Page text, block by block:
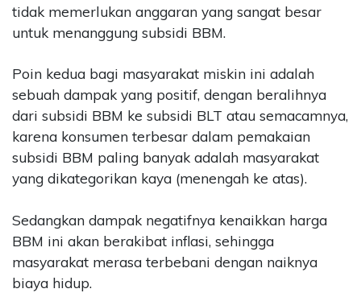
tidak memerlukan anggaran yang sangat besar
untuk menanggung subsidi BBM.
Poin kedua bagi masyarakat miskin ini adalah
sebuah dampak yang positif, dengan beralihnya
dari subsidi BBM ke subsidi BLT atau semacamnya,
karena konsumen terbesar dalam pemakaian
subsidi BBM paling banyak adalah masyarakat
yang dikategorikan kaya (menengah ke atas).
Sedangkan dampak negatifnya kenaikkan harga
BBM ini akan berakibat inflasi, sehingga
masyarakat merasa terbebani dengan naiknya
biaya hidup.